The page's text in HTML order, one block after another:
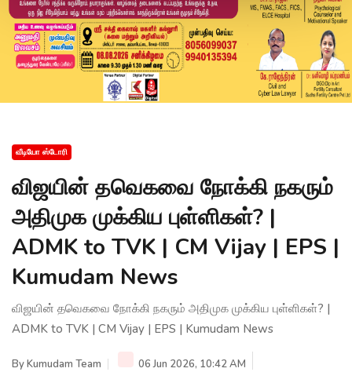
வீடியோ ஸ்டோரி
விஜயின் தவெகவை நோக்கி நகரும்
அதிமுக முக்கிய புள்ளிகள்? |
ADMK to TVK | CM Vijay | EPS |
Kumudam News
விஜயின் தவெகவை நோக்கி நகரும் அதிமுக முக்கிய புள்ளிகள்? |
ADMK to TVK | CM Vijay | EPS | Kumudam News
ByKumudam Team
06 Jun 2026, 10:42 AM